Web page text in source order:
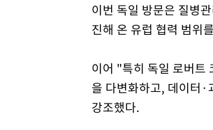
이번 독일 방문은 질병
진해 온 유럽 협력 범위
이어 "특히 독일 로버트
을 다변화하고, 데이터
강조했다.